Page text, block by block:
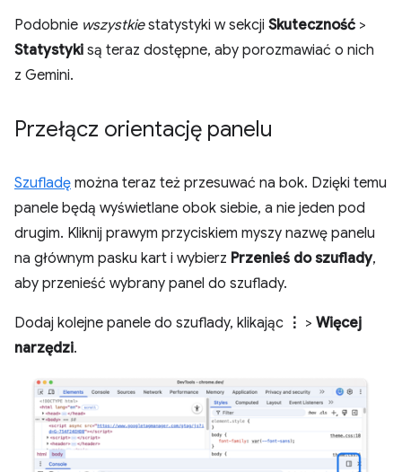
Podobnie wszystkiestatystyki w sekcji Skuteczność >
Statystyki są teraz dostępne, aby porozmawiać o nich
z Gemini.
Przełącz orientację panelu
Szufladę można teraz też przesuwać na bok. Dzięki temu
panele będą wyświetlane obok siebie, a nie jeden pod
drugim. Kliknij prawym przyciskiem myszy nazwę panelu
na głównym pasku kart i wybierz Przenieś do szuflady,
aby przenieść wybrany panel do szuflady.
Dodaj kolejne panele do szuflady, klikając ⋮ > Więcej
narzędzi.